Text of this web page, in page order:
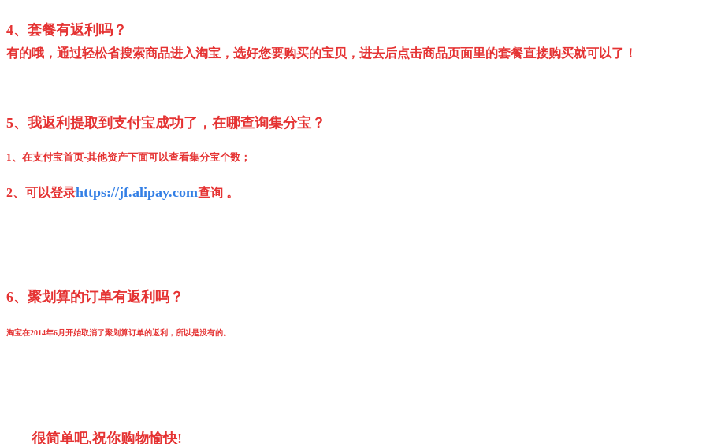
4、套餐有返利吗？
有的哦，通过轻松省搜索商品进入淘宝，选好您要购买的宝贝，进去后点击商品页面里的套餐直接购买就可以了！
5、我返利提取到支付宝成功了，在哪查询集分宝？
1、在支付宝首页-其他资产下面可以查看集分宝个数；
2、可以登录https://jf.alipay.com查询 。
6、聚划算的订单有返利吗 ？
淘宝在2014年6月开始取消了聚划算订单的返利，所以是没有的。
很简单吧,祝你购物愉快!